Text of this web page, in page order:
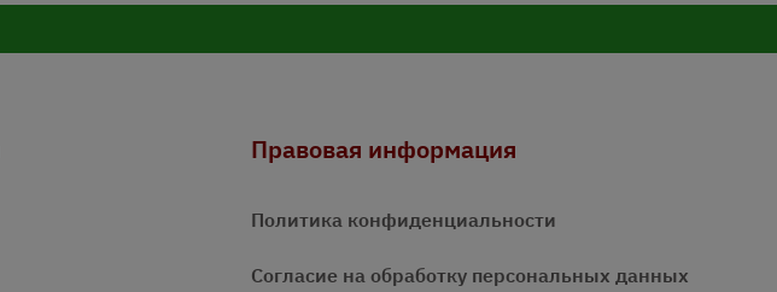
Правовая информация
Политика конфиденциальности
Согласие на обработку персональных данных